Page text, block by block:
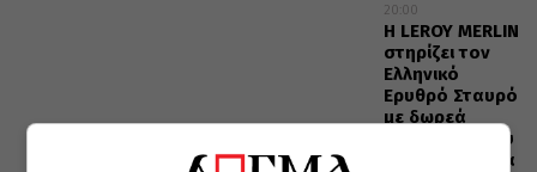
20:00
Η LEROY MERLIN
στηρίζει τον
Ελληνικό
Ερυθρό Σταυρό
με δωρεά
επιχειρησιακού
εξοπλισμού για